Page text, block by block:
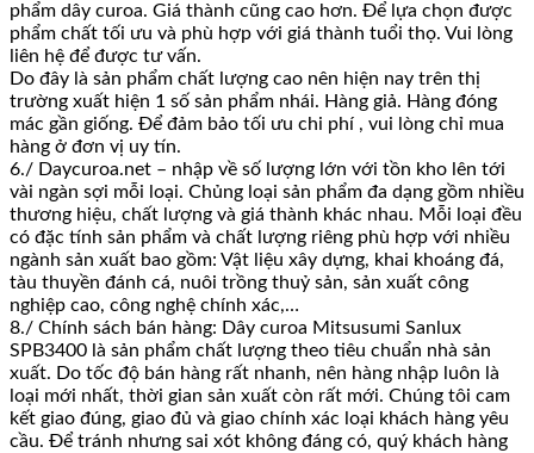
phẩm dây curoa. Giá thành cũng cao hơn. Để lựa chọn được
phẩm chất tối ưu và phù hợp với giá thành tuổi thọ. Vui lòng
liên hệ để được tư vấn.
Do đây là sản phẩm chất lượng cao nên hiện nay trên thị
trường xuất hiện 1 số sản phẩm nhái. Hàng giả. Hàng đóng
mác gần giống. Để đảm bảo tối ưu chi phí , vui lòng chỉ mua
hàng ở đơn vị uy tín.
6./ Daycuroa.net – nhập về số lượng lớn với tồn kho lên tới
vài ngàn sợi mỗi loại. Chủng loại sản phẩm đa dạng gồm nhiều
thương hiệu, chất lượng và giá thành khác nhau. Mỗi loại đều
có đặc tính sản phẩm và chất lượng riêng phù hợp với nhiều
ngành sản xuất bao gồm: Vật liệu xây dựng, khai khoáng đá,
tàu thuyền đánh cá, nuôi trồng thuỷ sản, sản xuất công
nghiệp cao, công nghệ chính xác,…
8./ Chính sách bán hàng: Dây curoa Mitsusumi Sanlux
SPB3400 là sản phẩm chất lượng theo tiêu chuẩn nhà sản
xuất. Do tốc độ bán hàng rất nhanh, nên hàng nhập luôn là
loại mới nhất, thời gian sản xuất còn rất mới. Chúng tôi cam
kết giao đúng, giao đủ và giao chính xác loại khách hàng yêu
cầu. Để tránh nhưng sai xót không đáng có, quý khách hàng